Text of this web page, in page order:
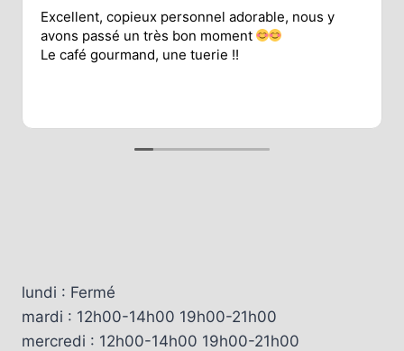
Excellent, copieux personnel adorable, nous y
avons passé un très bon moment
Le café gourmand, une tuerie !!
lundi : Fermé
mardi : 12h00-14h00 19h00-21h00
mercredi : 12h00-14h00 19h00-21h00